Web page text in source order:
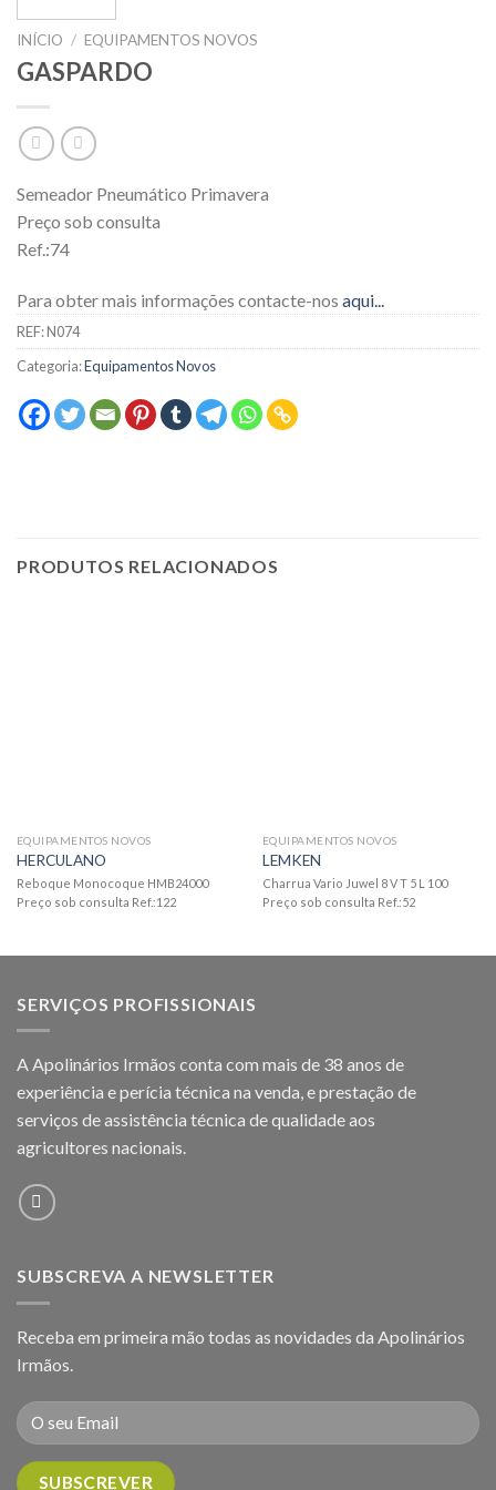
INÍCIO / EQUIPAMENTOS NOVOS
GASPARDO
Semeador Pneumático Primavera
Preço sob consulta
Ref.:74
Para obter mais informações contacte-nos aqui...
REF:N074
Categoria:Equipamentos Novos
PRODUTOS RELACIONADOS
EQUIPAMENTOS NOVOS
HERCULANO
Reboque Monocoque HMB24000
Preço sob consulta Ref.:122
EQUIPAMENTOS NOVOS
LEMKEN
Charrua Vario Juwel 8 V T 5 L 100
Preço sob consulta Ref.:52
SERVIÇOS PROFISSIONAIS
A Apolinários Irmãos conta com mais de 38 anos de
experiência e perícia técnica na venda, e prestação de
serviços de assistência técnica de qualidade aos
agricultores nacionais.
SUBSCREVA A NEWSLETTER
Receba em primeira mão todas as novidades da Apolinários
Irmãos.